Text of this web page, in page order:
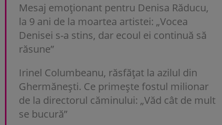
Mesaj emoționant pentru Denisa Răducu,
la 9 ani de la moartea artistei: „Vocea
Denisei s-a stins, dar ecoul ei continuă să
răsune”
Irinel Columbeanu, răsfățat la azilul din
Ghermănești. Ce primește fostul milionar
de la directorul căminului: „Văd cât de mult
se bucură”